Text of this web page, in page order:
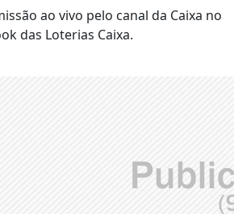
ao vivo pelo canal da Caixa no
das Loterias Caixa.